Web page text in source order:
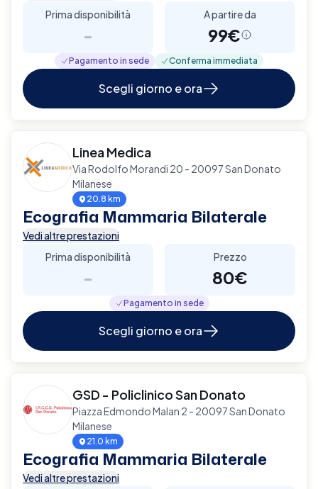
Prima disponibilità
-
A partire da
99€
Pagamento in sede Conferma immediata
Scegli giorno e ora
Linea Medica
Via Rodolfo Morandi 20 - 20097 San Donato
Milanese
20.8 km
Ecografia Mammaria Bilaterale
Vedi altre prestazioni
Prima disponibilità
-
Prezzo
80€
Pagamento in sede
Scegli giorno e ora
GSD - Policlinico San Donato
Piazza Edmondo Malan 2 - 20097 San Donato
Milanese
21.0 km
Ecografia Mammaria Bilaterale
Vedi altre prestazioni